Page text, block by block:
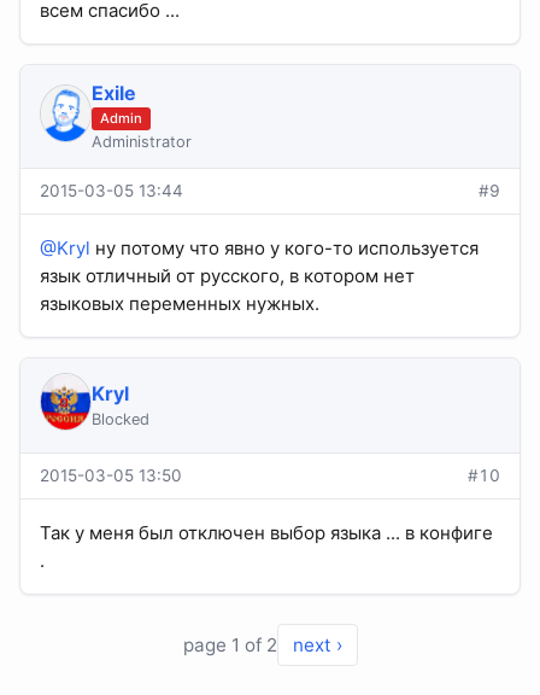
всем спасибо ...
Exile
Admin
Administrator
2015-03-05 13:44 #9
@Kryl ну потому что явно у кого-то используется
язык отличный от русского, в котором нет
языковых переменных нужных.
Kryl
Blocked
2015-03-05 13:50 #10
Так у меня был отключен выбор языка ... в конфиге
.
page 1 of 2 next ›